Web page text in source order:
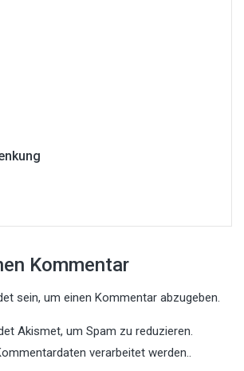
Kommentar
sein, um einen Kommentar abzugeben.
Akismet, um Spam zu reduzieren.
verarbeitet werden..